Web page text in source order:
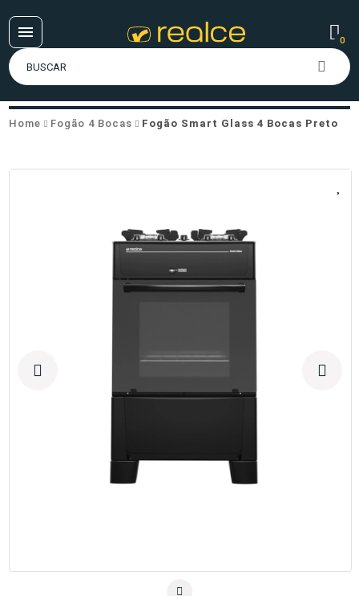
0
Home Fogão 4 Bocas Fogão Smart Glass 4 Bocas Preto